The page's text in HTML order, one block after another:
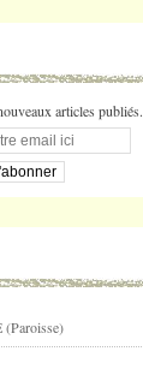
articles publiés.